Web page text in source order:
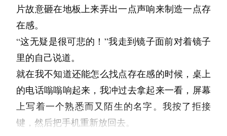
写，写了就放在抽屉里。我问过自己，如果我的
作品永远不会被出版、不会被评论、不会被任何
人读到，我还会写吗？答案是，不会。但你会。
这就是区别。所以我不服气，我的自尊心不允许
我承认这样的存在。这很可笑吧？一个被称作天
才的人，嫉妒一个连一篇作品都没发表过的人。
我真的，才知道，真正的能力是可以做到不需要
任何人承认也可以发光。”她的语气中似乎有些
过，接下来的生活我还得走下去。
我不知道这封信你什么时候会收到。也不知道你
还在不在旅行。但是我写的时候，觉得你在听。
小海星
【第二封回信·A爷爷寄回】
纸已经有些泛黄，来自一本笔记本的最后几页。
字迹比从前略潦草——似乎是在旅途中匆匆落
笔，但每一段的开头都格外认真。信纸左上角有
后来我开始写日记，拙劣的文字，在几年间挤满
这本笔记本。公司的同事们邀请我参加他们的夜
场，庆祝我的升职，盛情难却之下改变了自己的
日常，却又在结束时急匆匆脱离酒味弥漫的饭
店，独自关上空荡荡的房子的铁门。
我第一次喝醉了，再次睁开眼发现自己躺在客厅
的地板上，浑身动弹不得。安宁得只听得见秒针
跳动的声音，模糊的阳光从窗户照进来，多少年
西，被我极力劝阻了下来。我们已经数不清在这
上面起了多少次纷争。
盼啊盼，总算是嗅到了春的生息。他坐着睡在床
边，紧紧地握住我的手。趁着他还没醒，我悄悄
摸了他的头。这么多年来，真是辛苦了。
“等公园的樱花开了，我们就去春游吧。”我跟他
说。
“对得很！我在那附近住了四十年，其实搬走也
没几年。你也就是碰上我了，别人都不可能给你
直接送到楼下。保准就把你扔在医院家属院入
口，你得顶着大太阳自己走进去。”魏师傅的普
通话说得很标准，只是“对的很”三个字暴露了老
陕的语言习惯，让袁丽感到了莫名的亲切。
袁丽不禁感慨：“魏师傅是老西安啊？真没听出
来，您真是一点口音也没有。”随着西安城市的
我喝多了～”说着还真配合多打了几个酒嗝出
来。
“没关系。”她皱着眉头淡淡的说，上下打量了一
下陈墨，“你是隔壁大学的学生？”她问道。
“啊？嗯！”陈墨一边回答，一边在心里感慨，这
姑娘好漂亮啊！
她拿着纸巾随便擦了几下，站起来指了指旁边塑
料袋里的啤酒说，还是学生呢？别喝那么多酒！
片故意砸在地板上来弄出一点声响来制造一点存
在感。
“这无疑是很可悲的！”我走到镜子面前对着镜子
里的自己说道。
就在我不知道还能怎么找点存在感的时候，桌上
的电话嗡嗡响起来，我冲过去拿起来一看，屏幕
上写着一个熟悉而又陌生的名字。我按了拒接
键，然后把手机重新放回去。